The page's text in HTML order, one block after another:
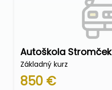
Autoškola Stromček
Základný kurz
850 €